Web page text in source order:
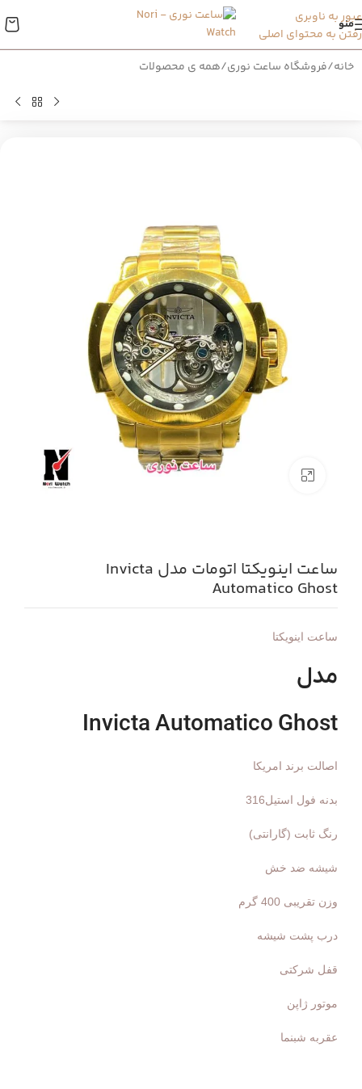
عبور به ناوبری
رفتن به محتوای اصلی
منو
خانه/فروشگاه ساعت نوری/همه ی محصولات
ساعت اینویکتا اتومات مدل Invicta
Automatico Ghost
ساعت اینویکتا
مدل
Invicta Automatico Ghost
اصالت برند امریکا
بدنه فول استیل316
رنگ ثابت (گارانتی)
شیشه ضد خش
وزن تقریبی 400 گرم
درب پشت شیشه
قفل شرکتی
موتور ژاپن
عقربه شبنما